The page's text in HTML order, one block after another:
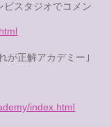
ビスタジオでコメン
が正解アカデミー｣
index.html